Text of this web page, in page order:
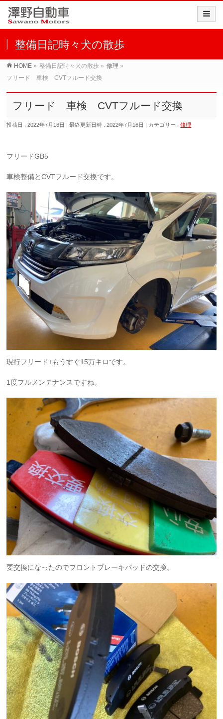
整備日記時々犬の散歩
HOME » 整備日記時々犬の散歩 » 修理 »
フリード 車検 CVTフルード交換
フリード 車検 CVTフルード交換
投稿日 : 2022年7月16日 最終更新日時 : 2022年7月16日 カテゴリー :修理
フリードGB5
車検整備とCVTフルード交換です。
現行フリード+もうすぐ15万キロです。
1度フルメンテナンスですね。
要交換になったのでフロントブレーキパッドの交換。